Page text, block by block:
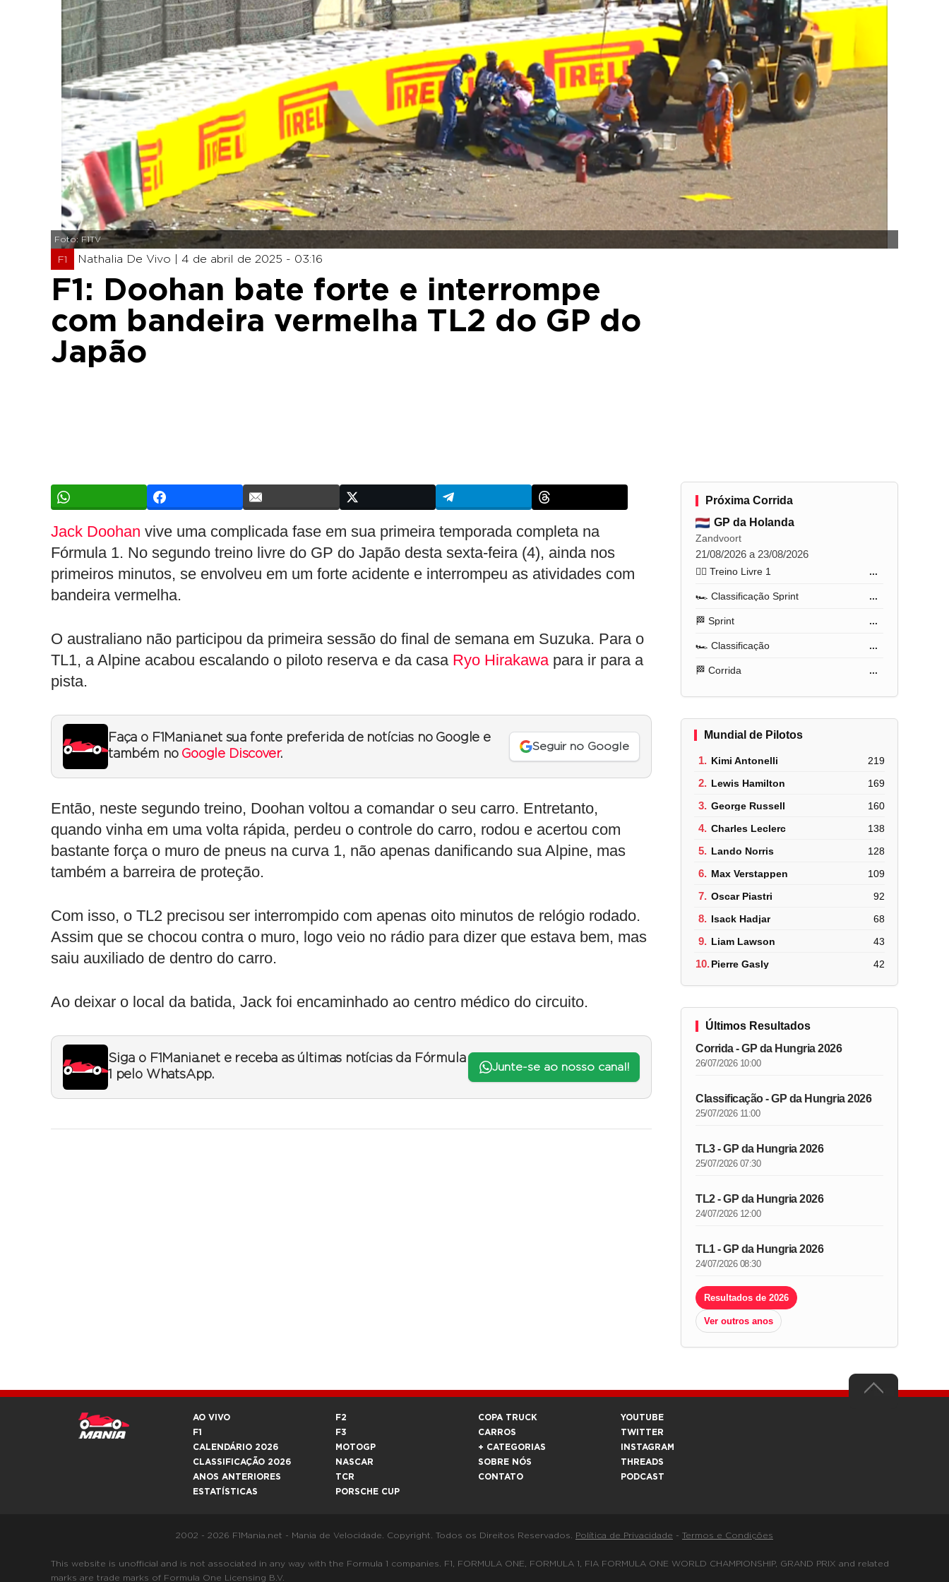
Foto: F1TV
F1 Nathalia De Vivo | 4 de abril de 2025 - 03:16
F1: Doohan bate forte e interrompe
com bandeira vermelha TL2 do GP do
Japão
Jack Doohan vive uma complicada fase em sua primeira temporada completa na
Fórmula 1. No segundo treino livre do GP do Japão desta sexta-feira (4), ainda nos
primeiros minutos, se envolveu em um forte acidente e interrompeu as atividades com
bandeira vermelha.
O australiano não participou da primeira sessão do final de semana em Suzuka. Para o
TL1, a Alpine acabou escalando o piloto reserva e da casa Ryo Hirakawapara ir para a
pista.
Faça o F1Mania.net sua fonte preferida de notícias no Google e
também no Google Discover.
Seguir no Google
Então, neste segundo treino, Doohan voltou a comandar o seu carro. Entretanto,
quando vinha em uma volta rápida, perdeu o controle do carro, rodou e acertou com
bastante força o muro de pneus na curva 1, não apenas danificando sua Alpine, mas
também a barreira de proteção.
Com isso, o TL2 precisou ser interrompido com apenas oito minutos de relógio rodado.
Assim que se chocou contra o muro, logo veio no rádio para dizer que estava bem, mas
saiu auxiliado de dentro do carro.
Ao deixar o local da batida, Jack foi encaminhado ao centro médico do circuito.
Siga o F1Mania.net e receba as últimas notícias da Fórmula
1 pelo WhatsApp.
Junte-se ao nosso canal!
Próxima Corrida
GP da Holanda
Zandvoort
21/08/2026 a 23/08/2026
🏋️‍♂️ Treino Livre 1 ...
🏎️ Classificação Sprint ...
🏁 Sprint ...
🏎️ Classificação ...
🏁 Corrida ...
Mundial de Pilotos
1. Kimi Antonelli 219
2. Lewis Hamilton 169
3. George Russell 160
4. Charles Leclerc 138
5. Lando Norris 128
6. Max Verstappen 109
7. Oscar Piastri 92
8. Isack Hadjar 68
9. Liam Lawson 43
10.Pierre Gasly 42
Últimos Resultados
Corrida - GP da Hungria 2026
26/07/2026 10:00
Classificação - GP da Hungria 2026
25/07/2026 11:00
TL3 - GP da Hungria 2026
25/07/2026 07:30
TL2 - GP da Hungria 2026
24/07/2026 12:00
TL1 - GP da Hungria 2026
24/07/2026 08:30
Resultados de 2026
Ver outros anos
AO VIVO
F1
CALENDÁRIO 2026
CLASSIFICAÇÃO 2026
ANOS ANTERIORES
ESTATÍSTICAS
F2
F3
MOTOGP
NASCAR
TCR
PORSCHE CUP
COPA TRUCK
CARROS
+ CATEGORIAS
SOBRE NÓS
CONTATO
YOUTUBE
TWITTER
INSTAGRAM
THREADS
PODCAST
2002 - 2026 F1Mania.net - Mania de Velocidade. Copyright. Todos os Direitos Reservados. Política de Privacidade - Termos e Condições
This website is unofficial and is not associated in any way with the Formula 1 companies. F1, FORMULA ONE, FORMULA 1, FIA FORMULA ONE WORLD CHAMPIONSHIP, GRAND PRIX and related
marks are trade marks of Formula One Licensing B.V.